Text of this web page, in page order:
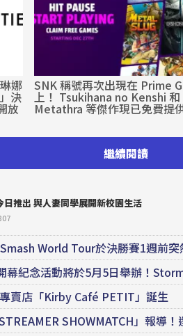
娜
決
放
SNK 稱號再次出現在 Prime
上！ Tsukihana no Kenshi 和
Metathra 等傑作現已免費提
繼續閱讀
推出 與人妻同學展開新校園生活
World Tour於決勝賽1週前
幕紀念活動將於5月5日舉辦！
賣店「Kirby Café PETIT」誕生
SHOWMATCH」報導